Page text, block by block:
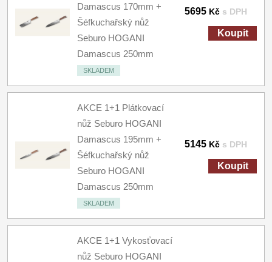
Damascus 170mm +
Šéfkuchařský nůž
Seburo HOGANI
Damascus 250mm
SKLADEM
5695 Kč s DPH
Koupit
AKCE 1+1 Plátkovací
nůž Seburo HOGANI
Damascus 195mm +
Šéfkuchařský nůž
Seburo HOGANI
Damascus 250mm
SKLADEM
5145 Kč s DPH
Koupit
AKCE 1+1 Vykosťovací
nůž Seburo HOGANI